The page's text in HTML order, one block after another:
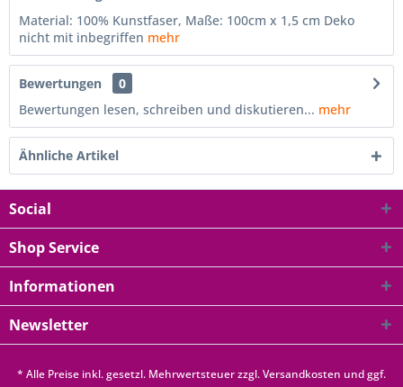
Material: 100% Kunstfaser, Maße: 100cm x 1,5 cm Deko
nicht mit inbegriffen mehr
Bewertungen
0
Bewertungen lesen, schreiben und diskutieren... mehr
Ähnliche Artikel
Social
Shop Service
Informationen
Newsletter
* Alle Preise inkl. gesetzl. Mehrwertsteuer zzgl.Versandkosten und ggf.